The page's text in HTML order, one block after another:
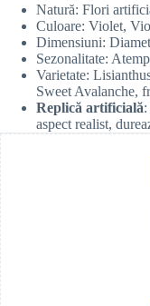
Natură: Flori
Culoare: Violet,
Dimensiuni:
Sezonalitate:
Varietate:
Sweet Avalanche,
Replică artificială
aspect realist,